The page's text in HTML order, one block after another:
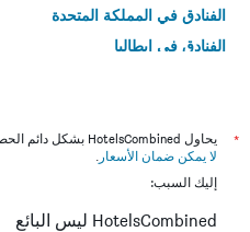
الفنادق في المملكة المتحدة
الفنادق في إيطاليا
*
يحاول HotelsCombined بشكل دائم الحصول على الأسعار الدقيقة، ولكن
لا يمكن ضمان الأسعار .
إليك السبب:
HotelsCombined ليس البائع